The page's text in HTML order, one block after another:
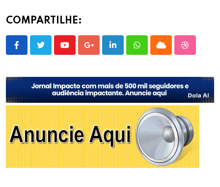
COMPARTILHE:
YoutubeGoogle+LinkedInWhatsappCloud